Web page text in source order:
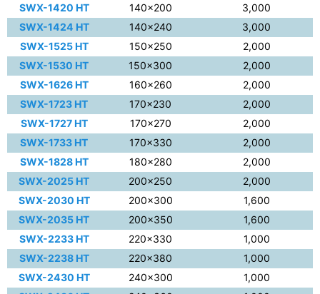
SWX-1420 HT
140×200
3,000
SWX-1424 HT
140×240
3,000
SWX-1525 HT
150×250
2,000
SWX-1530 HT
150×300
2,000
SWX-1626 HT
160×260
2,000
SWX-1723 HT
170×230
2,000
SWX-1727 HT
170×270
2,000
SWX-1733 HT
170×330
2,000
SWX-1828 HT
180×280
2,000
SWX-2025 HT
200×250
2,000
SWX-2030 HT
200×300
1,600
SWX-2035 HT
200×350
1,600
SWX-2233 HT
220×330
1,000
SWX-2238 HT
220×380
1,000
SWX-2430 HT
240×300
1,000